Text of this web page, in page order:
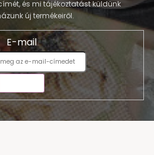
és mi tájékoztatást küldünk
új termékeiről.
E-mail